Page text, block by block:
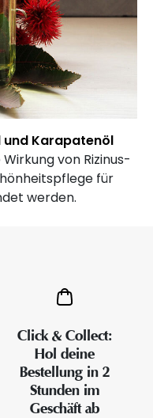
und Karapatenöl
von Rizinus-
für
werden.
Click & Collect:
Hol deine
Bestellung in 2
Stunden im
Geschäft ab